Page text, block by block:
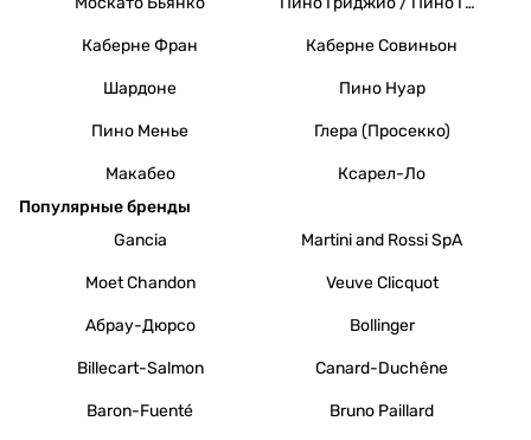
Каберне Фран Каберне Совиньон
Шардоне Пино Нуар
Пино Менье Глера (Просекко)
Макабео
Ксарел-Ло
Популярные бренды
Gancia
Martini and Rossi SpA
Moet Chandon Veuve Clicquot
Абрау-Дюрсо Bollinger
Billecart-Salmon Canard-Duchêne
Baron-Fuenté Bruno Paillard